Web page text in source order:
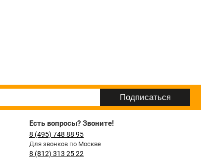
Есть вопросы? Звоните!
8 (495) 748 88 95
Для звонков по Москве
8 (812) 313 25 22